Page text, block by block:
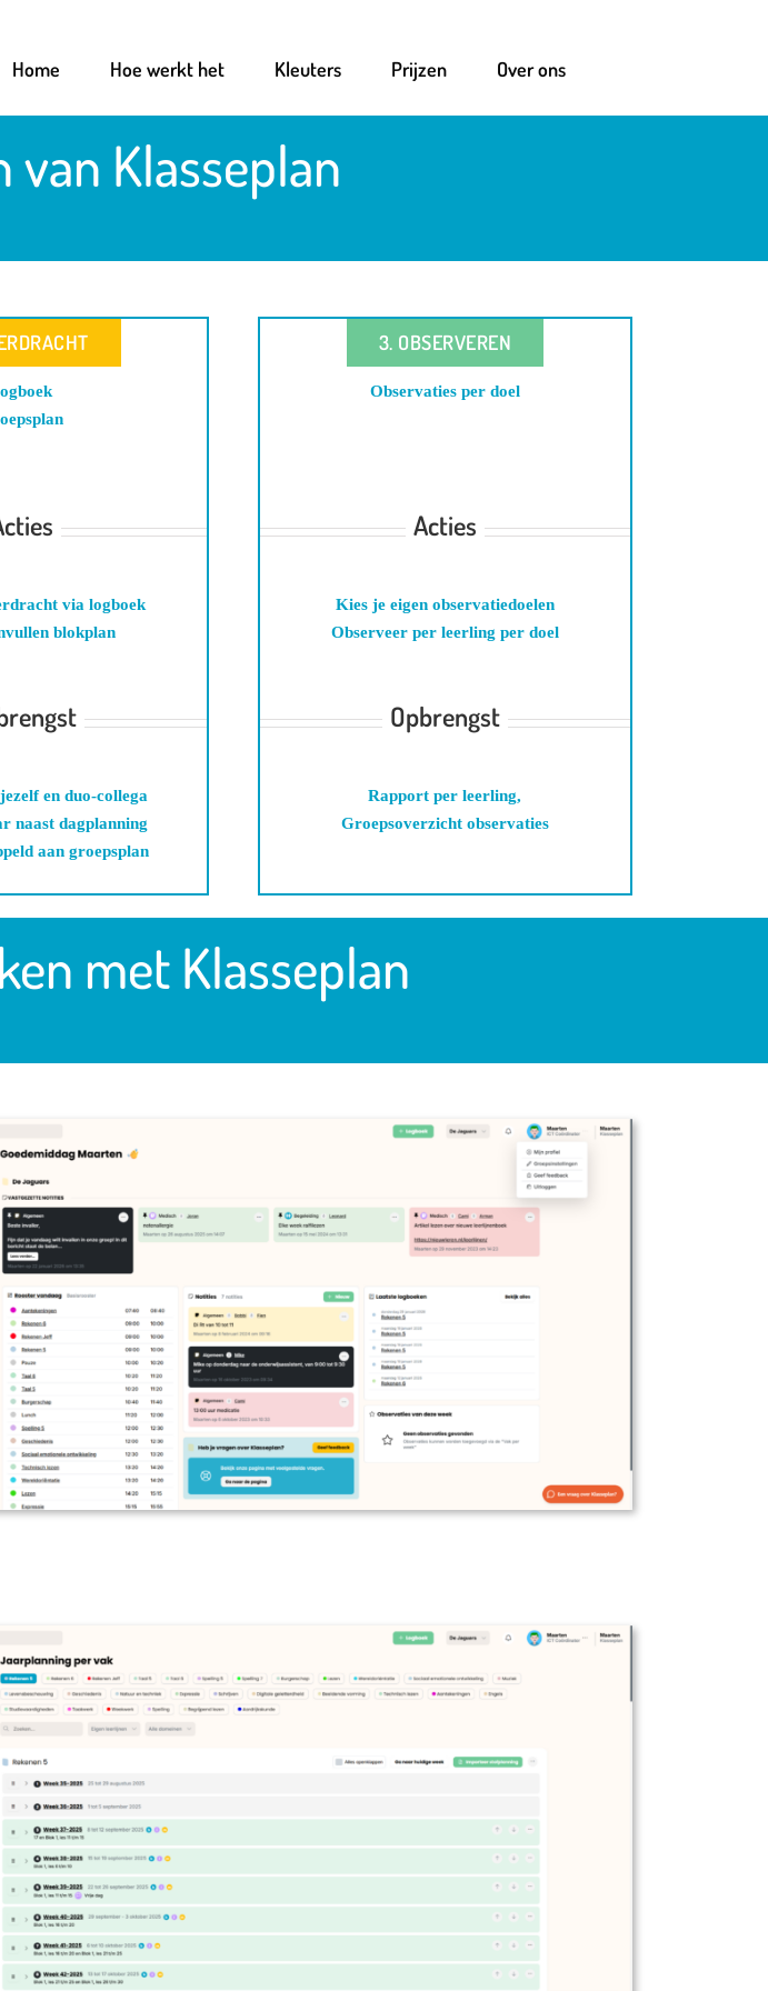
Home Hoe werkt het Kleuters Prijzen Over ons
van Klasseplan
via logboek
blokplan
en duo-collega
naast dagplanning
aan groepsplan
3. OBSERVEREN
Observaties per doel
Acties
Kies je eigen observatiedoelen
Observeer per leerling per doel
Opbrengst
Rapport per leerling,
Groepsoverzicht observaties
met Klasseplan